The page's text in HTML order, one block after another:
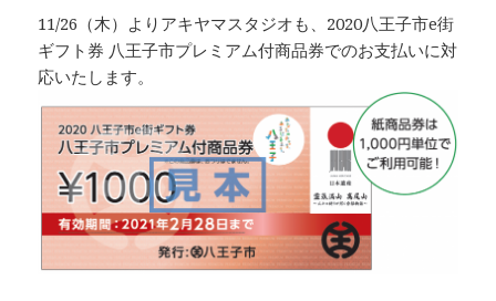
11/26（木）よりアキヤマスタジオも、2020八王子市e街
ギフト券 八王子市プレミアム付商品券でのお支払いに対
応いたします。